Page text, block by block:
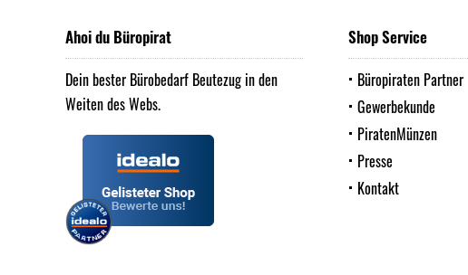
Ahoi du Büropirat
Dein bester Bürobedarf Beutezug in den
Weiten des Webs.
Shop Service
Büropiraten Partner
Gewerbekunde
PiratenMünzen
Presse
Kontakt